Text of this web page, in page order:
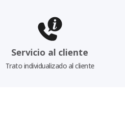
Servicio al cliente
Trato individualizado al cliente